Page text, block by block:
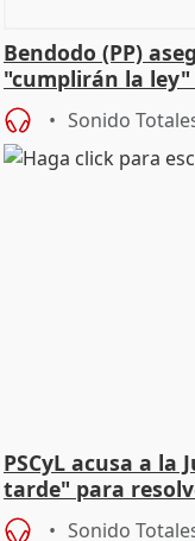
Bendodo (PP)
"cumplirán la
Sonido
PSCyL acusa a
tarde" para
Sonido